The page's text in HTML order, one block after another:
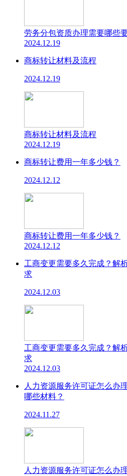
劳务分包资质办理需要哪些
2024.12.19
商标转让材料及流程
2024.12.19
商标转让材料及流程
2024.12.19
商标转让费用一年多少钱？
2024.12.12
商标转让费用一年多少钱？
2024.12.12
工商变更需要多久完成？解
求
2024.12.03
工商变更需要多久完成？解
求
2024.12.03
人力资源服务许可证怎么办
哪些材料？
2024.11.27
人力资源服务许可证怎么办